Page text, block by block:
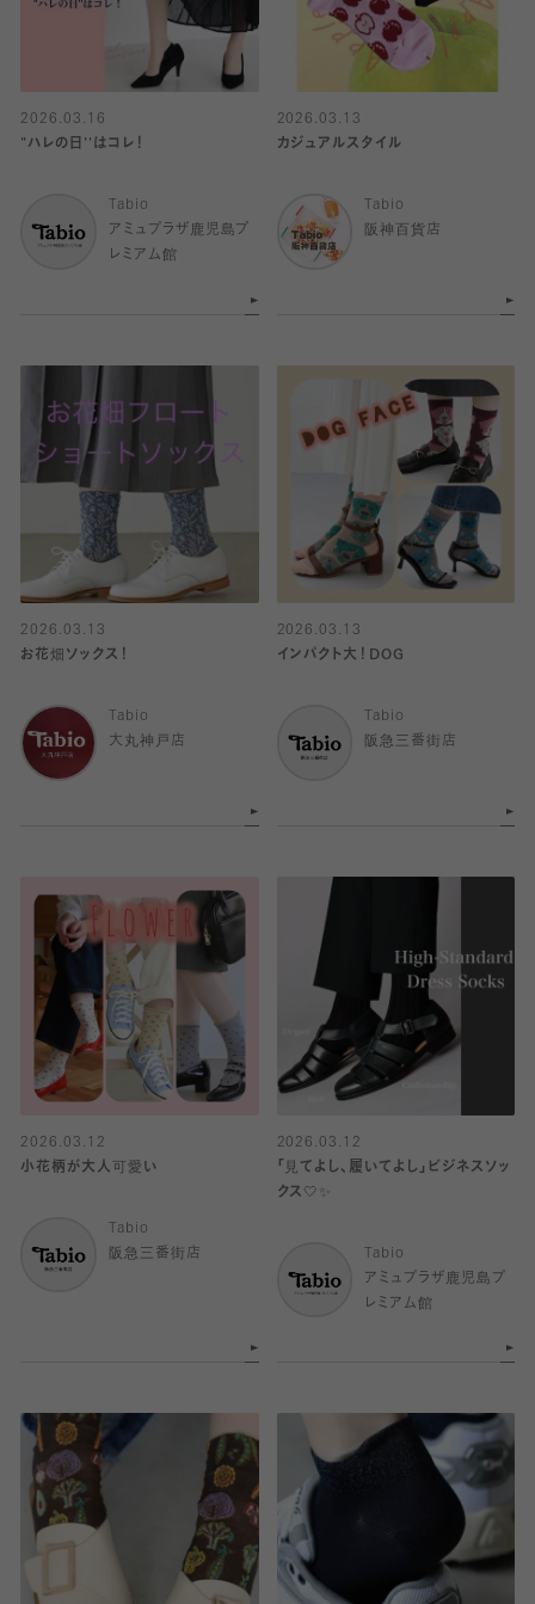
2026.03.16
"ハレの日''はコレ！
Tabio
アミュプラザ鹿児島プ
レミアム館
2026.03.13
カジュアルスタイル
Tabio
阪神百貨店
2026.03.13
お花畑ソックス！
Tabio
大丸神戸店
2026.03.13
インパクト大！DOG
Tabio
阪急三番街店
2026.03.12
小花柄が大人可愛い
Tabio
阪急三番街店
2026.03.12
「見てよし、履いてよし」ビジネスソッ
クス🤍✨
Tabio
アミュプラザ鹿児島プ
レミアム館